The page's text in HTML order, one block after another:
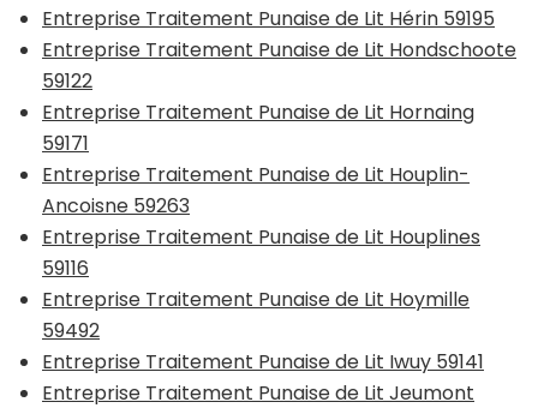
Entreprise Traitement Punaise de Lit Hérin 59195
Entreprise Traitement Punaise de Lit Hondschoote
59122
Entreprise Traitement Punaise de Lit Hornaing
59171
Entreprise Traitement Punaise de Lit Houplin-
Ancoisne 59263
Entreprise Traitement Punaise de Lit Houplines
59116
Entreprise Traitement Punaise de Lit Hoymille
59492
Entreprise Traitement Punaise de Lit Iwuy 59141
Entreprise Traitement Punaise de Lit Jeumont